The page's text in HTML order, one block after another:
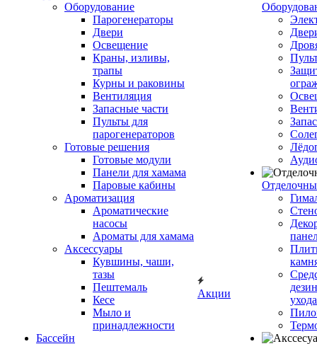
Оборудование
Парогенераторы
Двери
Освещение
Краны, изливы,
трапы
Курны и раковины
Вентиляция
Запасные части
Пульты для
парогенераторов
Готовые решения
Готовые модули
Панели для хамама
Паровые кабины
Ароматизация
Ароматические
насосы
Ароматы для хамама
Аксессуары
Кувшины, чаши,
тазы
Пештемаль
Кесе
Мыло и
принадлежности
Бассейн
Акции
ухода